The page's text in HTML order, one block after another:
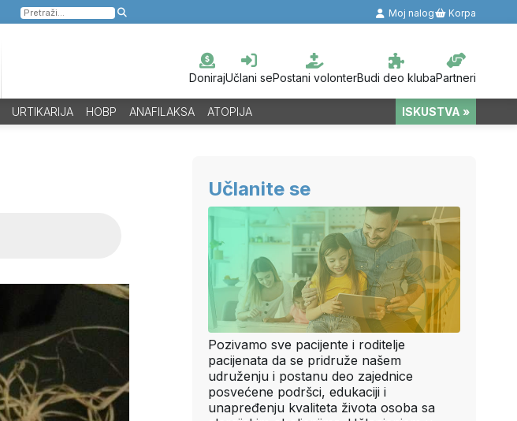
Pretraga
za:
Moj nalog Korpa
DonirajUčlani sePostani volonterBudi deo klubaPartneri
URTIKARIJA HOBP ANAFILAKSA ATOPIJA ISKUSTVA »
Učlanite se
Pozivamo sve pacijente i roditelje
pacijenata da se pridruže našem
udruženju i postanu deo zajednice
posvećene podršci, edukaciji i
unapređenju kvaliteta života osoba sa